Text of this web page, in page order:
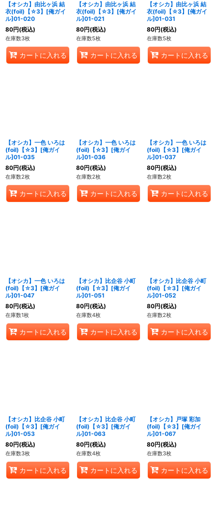
【オシカ】由比ヶ浜 結
衣(foil)【☆3】[俺ガイ
ル]01-020
80円(税込)
在庫数3枚
カートに入れる
【オシカ】由比ヶ浜 結
衣(foil)【☆3】[俺ガイ
ル]01-021
80円(税込)
在庫数5枚
カートに入れる
【オシカ】由比ヶ浜 結
衣(foil)【☆3】[俺ガイ
ル]01-031
80円(税込)
在庫数5枚
カートに入れる
【オシカ】一色 いろは
(foil)【☆3】[俺ガイ
ル]01-035
80円(税込)
在庫数2枚
カートに入れる
【オシカ】一色 いろは
(foil)【☆3】[俺ガイ
ル]01-036
80円(税込)
在庫数2枚
カートに入れる
【オシカ】一色 いろは
(foil)【☆3】[俺ガイ
ル]01-037
80円(税込)
在庫数2枚
カートに入れる
【オシカ】一色 いろは
(foil)【☆3】[俺ガイ
ル]01-047
80円(税込)
在庫数1枚
カートに入れる
【オシカ】比企谷 小町
(foil)【☆3】[俺ガイ
ル]01-051
80円(税込)
在庫数4枚
カートに入れる
【オシカ】比企谷 小町
(foil)【☆3】[俺ガイ
ル]01-052
80円(税込)
在庫数2枚
カートに入れる
【オシカ】比企谷 小町
(foil)【☆3】[俺ガイ
ル]01-053
80円(税込)
在庫数3枚
カートに入れる
【オシカ】比企谷 小町
(foil)【☆3】[俺ガイ
ル]01-063
80円(税込)
在庫数4枚
カートに入れる
【オシカ】戸塚 彩加
(foil)【☆3】[俺ガイ
ル]01-067
80円(税込)
在庫数3枚
カートに入れる